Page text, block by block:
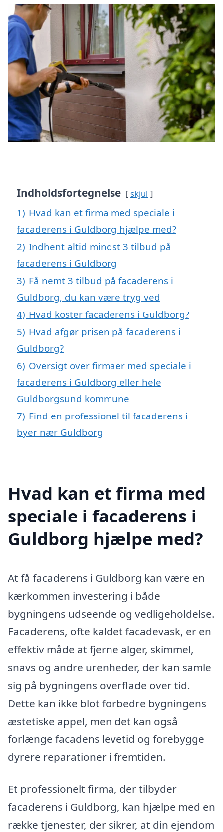
Indholdsfortegnelse skjul
1) Hvad kan et firma med speciale i
facaderens i Guldborg hjælpe med?
2) Indhent altid mindst 3 tilbud på
facaderens i Guldborg
3) Få nemt 3 tilbud på facaderens i
Guldborg, du kan være tryg ved
4) Hvad koster facaderens i Guldborg?
5) Hvad afgør prisen på facaderens i
Guldborg?
6) Oversigt over firmaer med speciale i
facaderens i Guldborg eller hele
Guldborgsund kommune
7) Find en professionel til facaderens i
byer nær Guldborg
Hvad kan et firma med
speciale i facaderens i
Guldborg hjælpe med?
At få facaderens i Guldborg kan være en
kærkommen investering i både
bygningens udseende og vedligeholdelse.
Facaderens, ofte kaldet facadevask, er en
effektiv måde at fjerne alger, skimmel,
snavs og andre urenheder, der kan samle
sig på bygningens overflade over tid.
Dette kan ikke blot forbedre bygningens
æstetiske appel, men det kan også
forlænge facadens levetid og forebygge
dyrere reparationer i fremtiden.
Et professionelt firma, der tilbyder
facaderens i Guldborg, kan hjælpe med en
række tjenester, der sikrer, at din ejendom